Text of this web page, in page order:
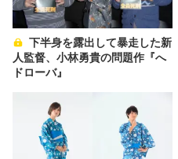
人監督、小林勇貴の問題作『へ
ドローバ』